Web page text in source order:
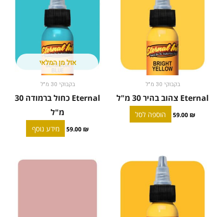
בקבוקי 30 מ"ל
Eternal צהוב בהיר 30 מ"ל
59.00 ₪ הוספה לסל
אזל מן המלאי
בקבוקי 30 מ"ל
Eternal כחול ברמודה 30
מ"ל
59.00 ₪ מידע נוסף